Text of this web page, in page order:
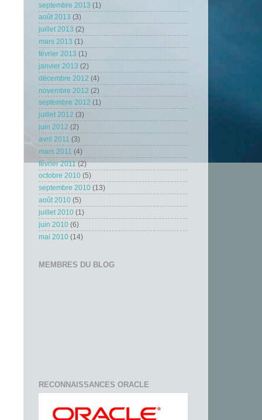
septembre 2013 (1)
août 2013 (3)
juillet 2013 (2)
mars 2013 (1)
février 2013 (1)
janvier 2013 (2)
décembre 2012 (4)
novembre 2012 (2)
septembre 2012 (1)
juillet 2012 (3)
juin 2012 (2)
avril 2011 (3)
mars 2011 (4)
février 2011(2)
octobre 2010 (5)
septembre 2010 (13)
août 2010 (5)
juillet 2010 (1)
juin 2010 (6)
mai 2010 (14)
MEMBRES DU BLOG
RECONNAISSANCES ORACLE